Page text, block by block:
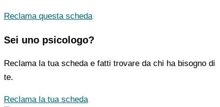
Reclama questa scheda
Sei uno psicologo?
Reclama la tua scheda e fatti trovare da chi ha bisogno di
te.
Reclama la tua scheda